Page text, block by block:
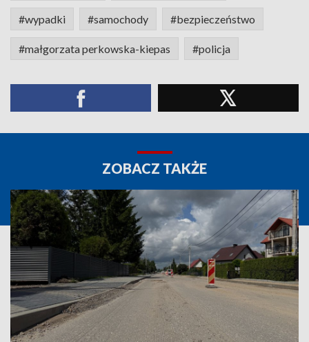
#wypadki #samochody #bezpieczeństwo
#małgorzata perkowska-kiepas #policja
ZOBACZ TAKŻE